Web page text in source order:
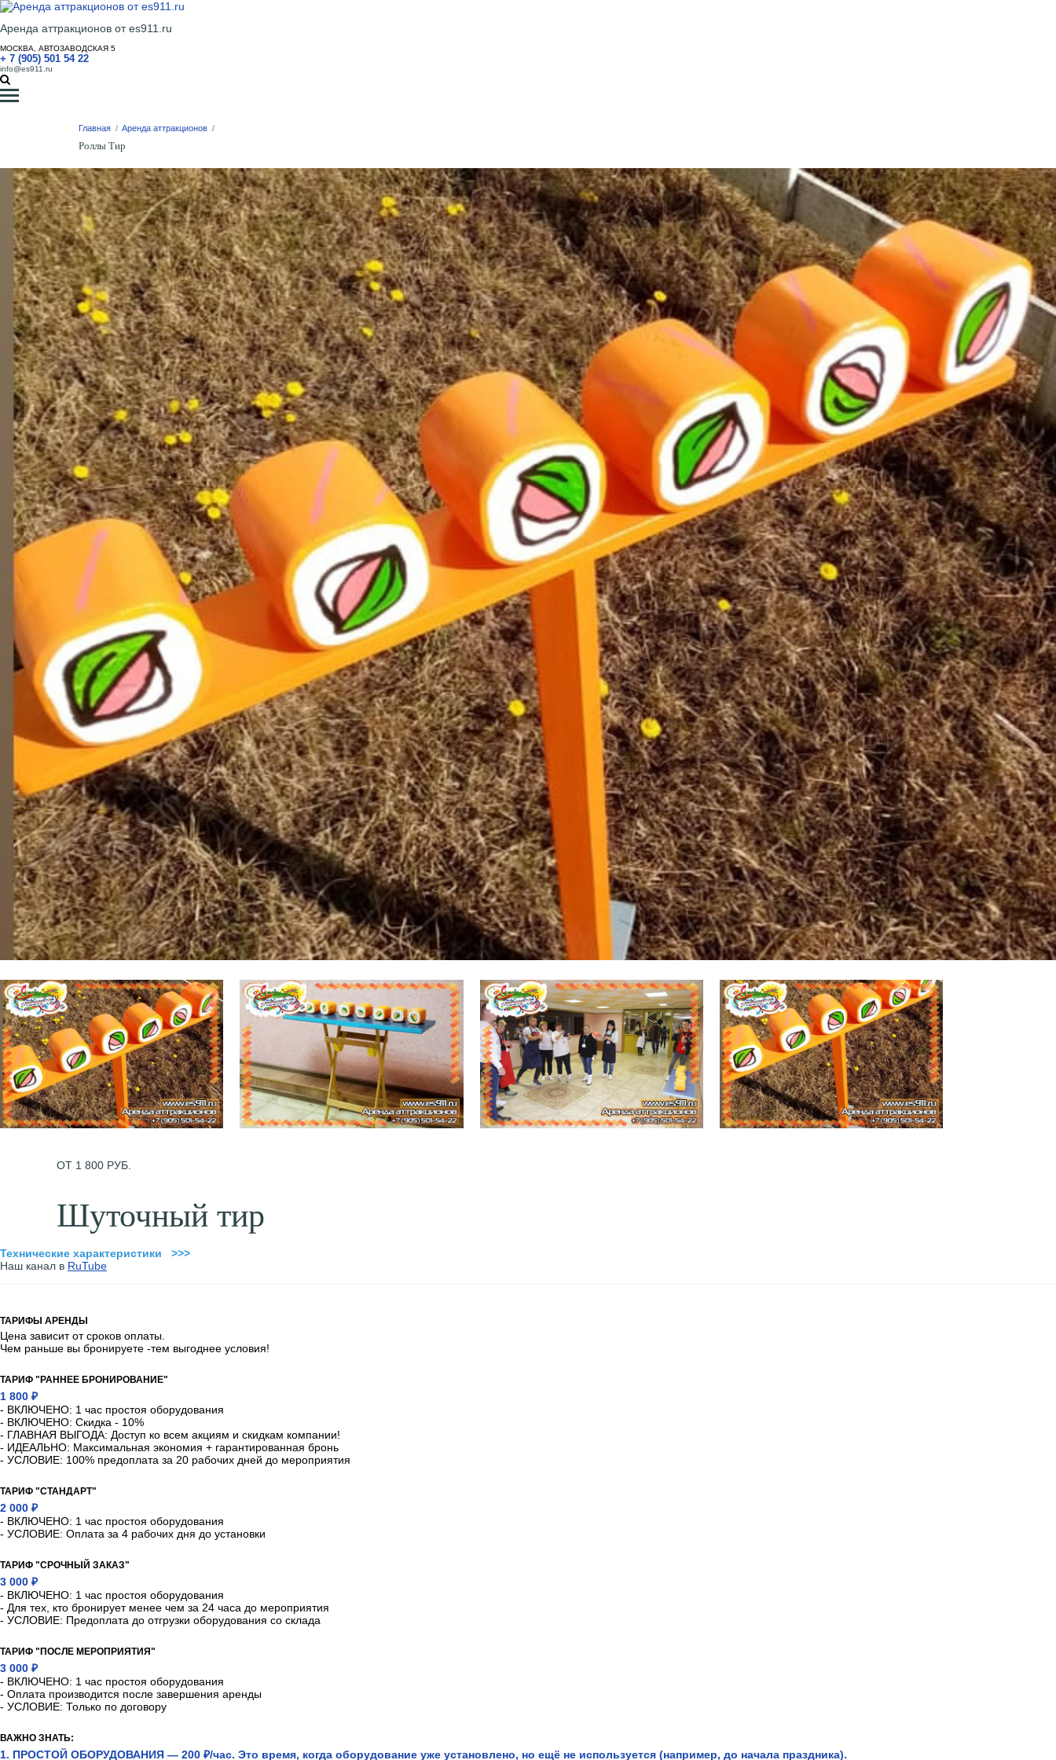
Аренда аттракционов от es911.ru
МОСКВА, АВТОЗАВОДСКАЯ 5
+ 7 (905) 501 54 22
info@es911.ru
Главная / Аренда аттракционов /
Роллы Тир
ОТ 1 800 РУБ.
Шуточный тир
Технические характеристики >>>
Наш канал в RuTube
ТАРИФЫ АРЕНДЫ
Цена зависит от сроков оплаты.
Чем раньше вы бронируете -тем выгоднее условия!
ТАРИФ "РАННЕЕ БРОНИРОВАНИЕ"
1 800 ₽
- ВКЛЮЧЕНО: 1 час простоя оборудования
- ВКЛЮЧЕНО: Скидка - 10%
- ГЛАВНАЯ ВЫГОДА: Доступ ко всем акциям и скидкам компании!
- ИДЕАЛЬНО: Максимальная экономия + гарантированная бронь
- УСЛОВИЕ: 100% предоплата за 20 рабочих дней до мероприятия
ТАРИФ "СТАНДАРТ"
2 000 ₽
- ВКЛЮЧЕНО: 1 час простоя оборудования
- УСЛОВИЕ: Оплата за 4 рабочих дня до установки
ТАРИФ "СРОЧНЫЙ ЗАКАЗ"
3 000 ₽
- ВКЛЮЧЕНО: 1 час простоя оборудования
- Для тех, кто бронирует менее чем за 24 часа до мероприятия
- УСЛОВИЕ: Предоплата до отгрузки оборудования со склада
ТАРИФ "ПОСЛЕ МЕРОПРИЯТИЯ"
3 000 ₽
- ВКЛЮЧЕНО: 1 час простоя оборудования
- Оплата производится после завершения аренды
- УСЛОВИЕ: Только по договору
ВАЖНО ЗНАТЬ:
1. ПРОСТОЙ ОБОРУДОВАНИЯ — 200 ₽/час. Это время, когда оборудование уже установлено, но ещё не используется (например, до начала праздника).